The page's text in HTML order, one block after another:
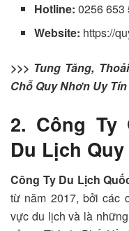
Hotline:0256 653
Website: https://
>>> Tung Tăng,
Chỗ Quy Nhơn Uy Tín
2. Công Ty
Du Lịch
Công Ty Du Lịch
từ năm 2017, bởi các
vực du lịch và là